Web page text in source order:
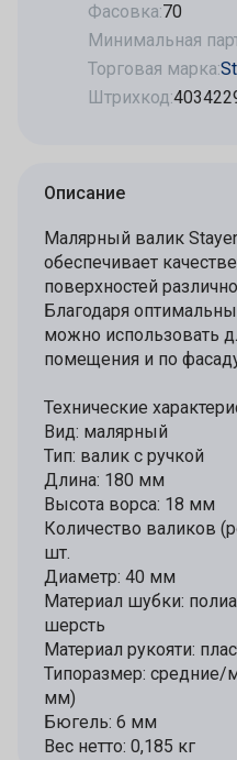
Фасовка:70
Минимальная
Торговая марка:
Штрихкод:
Описание
Малярный валик
обеспечивает
поверхностей
Благодаря
можно использовать
помещения и по
Технические
Вид: малярный
Тип: валик с ручкой
Длина: 180 мм
Высота ворса: 18 мм
Количество валиков
шт.
Диаметр: 40 мм
Материал шубки:
шерсть
Материал рукояти:
Типоразмер: средние/
мм)
Бюгель: 6 мм
Вес нетто: 0,185 кг